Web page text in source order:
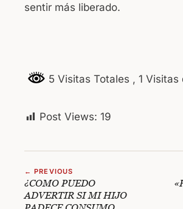
sentir más liberado.
5 Visitas Totales , 1 Visitas
Post Views: 19
← PREVIOUS
¿COMO PUEDO
ADVERTIR SI MI HIJO